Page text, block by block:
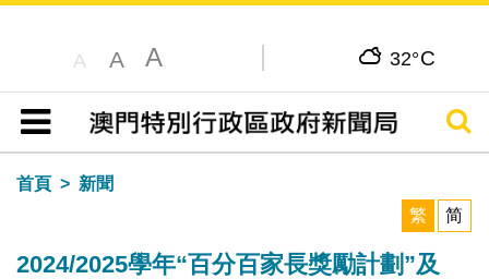
A A A 32°C
目錄
搜尋
首頁
新聞
繁
简
2024/2025學年“百分百家長獎勵計劃”及